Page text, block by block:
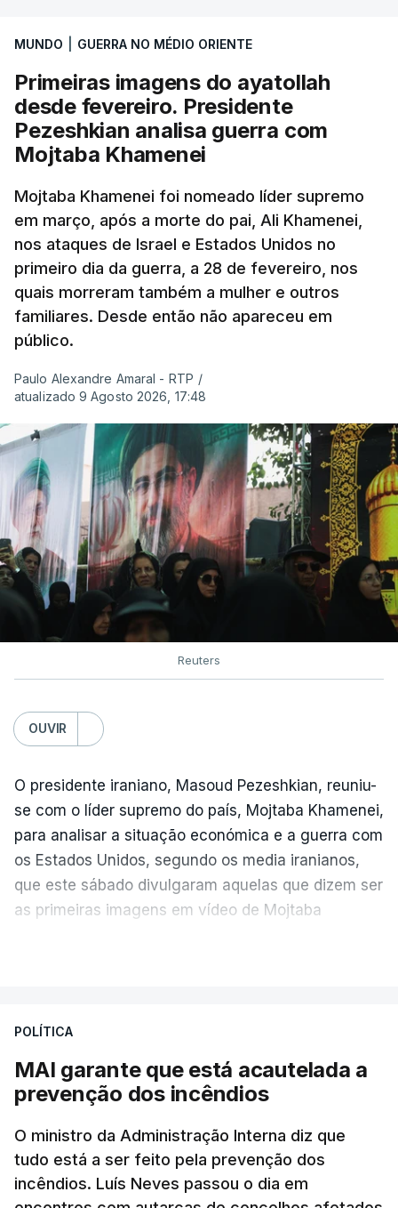
MUNDO GUERRA NO MÉDIO ORIENTE
Primeiras imagens do ayatollah
desde fevereiro. Presidente
Pezeshkian analisa guerra com
Mojtaba Khamenei
Mojtaba Khamenei foi nomeado líder supremo
em março, após a morte do pai, Ali Khamenei,
nos ataques de Israel e Estados Unidos no
primeiro dia da guerra, a 28 de fevereiro, nos
quais morreram também a mulher e outros
familiares. Desde então não apareceu em
público.
Paulo Alexandre Amaral - RTP /
atualizado 9 Agosto 2026, 17:48
Reuters
OUVIR
O presidente iraniano, Masoud Pezeshkian, reuniu-
se com o líder supremo do país, Mojtaba Khamenei,
para analisar a situação económica e a guerra com
os Estados Unidos, segundo os media iranianos,
que este sábado divulgaram aquelas que dizem ser
as primeiras imagens em vídeo de Mojtaba
Mehr na rede social Telegram, como aquilo que
israelita, que nos últimos tempos vem dando conta
de que o líder supremo iraniano estará em estado
crítico na sequência do bombardeamento que no
último dia de fevereiro passado matou o pai, o
ayatollah Ali Khamenei, e outros membros da
família.
POLÍTICA
MAI garante que está acautelada a
prevenção dos incêndios
O ministro da Administração Interna diz que
tudo está a ser feito pela prevenção dos
incêndios. Luís Neves passou o dia em